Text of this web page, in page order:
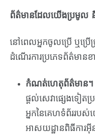
ព័ត៌មានដែលយើងប្រមូល
នៅពេលអ្នកចូលប្រើ ឬប្រ
ដំណើរការប្រភេទព័ត៌មានខ
កំណត់ហេតុព័ត៌មាន។
ផ្តល់សេវាផ្សេងទៀត
អ្នកនៃគេហទំព័ររបស់
អាសយដ្ឋានពិធីការ